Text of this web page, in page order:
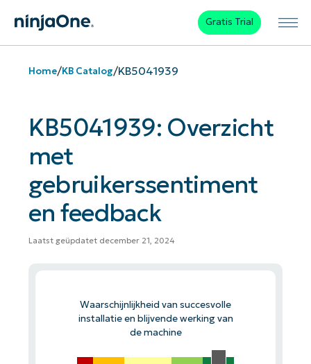
Gratis Trial
Home/KB Catalog/KB5041939
KB5041939: Overzicht
met
gebruikerssentiment
en feedback
Laatst geüpdatet december 21, 2024
Waarschijnlijkheid van succesvolle
installatie en blijvende werking van
de machine